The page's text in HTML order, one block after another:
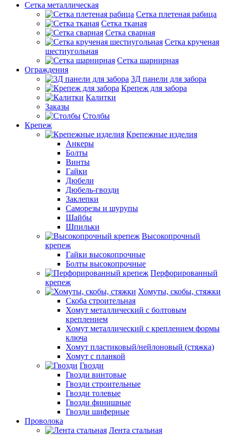
Сетка металлическая
Сетка плетеная рабица
Сетка тканая
Сетка сварная
Сетка крученая
шестиугольная
Сетка шарнирная
Ограждения
3Д панели для забора
Крепеж для забора
Калитки
Заказы
Столбы
Крепеж
Крепежные изделия
Анкеры
Болты
Винты
Гайки
Дюбели
Дюбель-гвозди
Заклепки
Саморезы и шурупы
Шайбы
Шпильки
Высокопрочный
крепеж
Гайки высокопрочные
Болты высокопрочные
Перфорированный
крепеж
Хомуты, скобы, стяжки
Скоба строительная
Хомут металлический с болтовым
креплением
Хомут металлический с креплением формы
ключа
Хомут пластиковый/нейлоновый (стяжка)
Хомут с планкой
Гвозди
Гвозди винтовые
Гвозди строительные
Гвозди толевые
Гвозди финишные
Гвозди шиферные
Проволока
Лента стальная